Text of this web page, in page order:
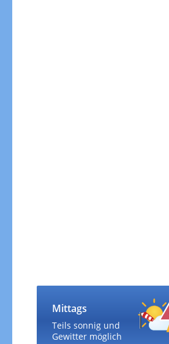
Mittags
Teils sonnig und
Gewitter möglich